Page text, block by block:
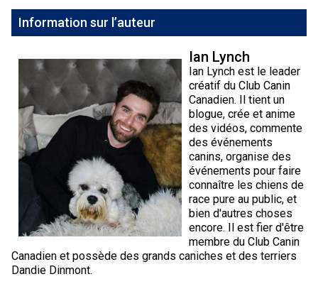
Information sur l’auteur
Ian Lynch
Ian Lynch est le leader
créatif du Club Canin
Canadien. Il tient un
blogue, crée et anime
des vidéos, commente
des événements
canins, organise des
événements pour faire
connaître les chiens de
race pure au public, et
bien d'autres choses
encore. Il est fier d'être
membre du Club Canin
Canadien et possède des grands caniches et des terriers
Dandie Dinmont.